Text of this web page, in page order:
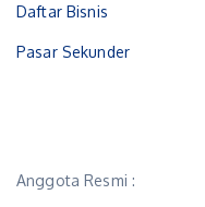
Daftar Bisnis
Pasar Sekunder
Anggota Resmi :